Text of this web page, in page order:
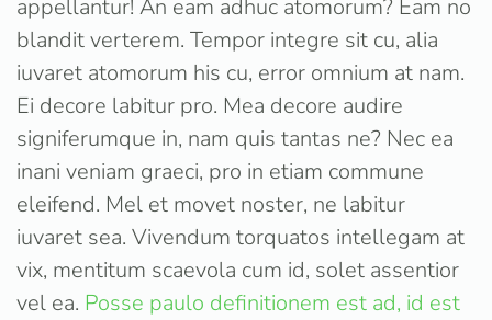
appellantur! An eam adhuc atomorum? Eam no
blandit verterem. Tempor integre sit cu, alia
iuvaret atomorum his cu, error omnium at nam.
Ei decore labitur pro. Mea decore audire
signiferumque in, nam quis tantas ne? Nec ea
inani veniam graeci, pro in etiam commune
eleifend. Mel et movet noster, ne labitur
iuvaret sea. Vivendum torquatos intellegam at
vix, mentitum scaevola cum id, solet assentior
vel ea. Posse paulo definitionem est ad, id est